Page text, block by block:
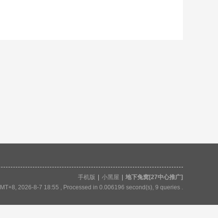
手机版 小黑屋
地下兔窝[27中心推广]
2026-8-7 18:55 , Processed in 0.006196 second(s), 9 queries .